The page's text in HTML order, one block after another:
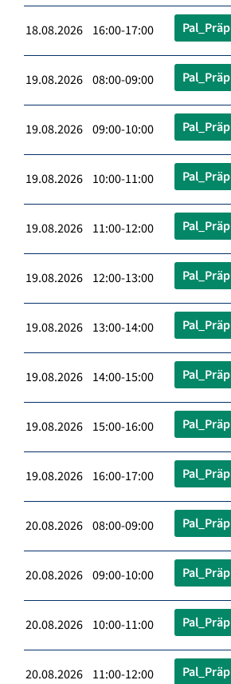
18.08.2026 16:00-17:00 Pal_Präp
19.08.2026 08:00-09:00 Pal_Präp
19.08.2026 09:00-10:00 Pal_Präp
19.08.2026 10:00-11:00 Pal_Präp
19.08.2026 11:00-12:00 Pal_Präp
19.08.2026 12:00-13:00 Pal_Präp
19.08.2026 13:00-14:00 Pal_Präp
19.08.2026 14:00-15:00 Pal_Präp
19.08.2026 15:00-16:00 Pal_Präp
19.08.2026 16:00-17:00 Pal_Präp
20.08.2026 08:00-09:00 Pal_Präp
20.08.2026 09:00-10:00 Pal_Präp
20.08.2026 10:00-11:00 Pal_Präp
20.08.2026 11:00-12:00 Pal_Präp